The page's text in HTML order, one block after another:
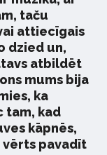
taču
attiecīgais
dzied un,
atbildēt
mums bija
ka
tam, kad
kāpnēs,
vērts pavadīt